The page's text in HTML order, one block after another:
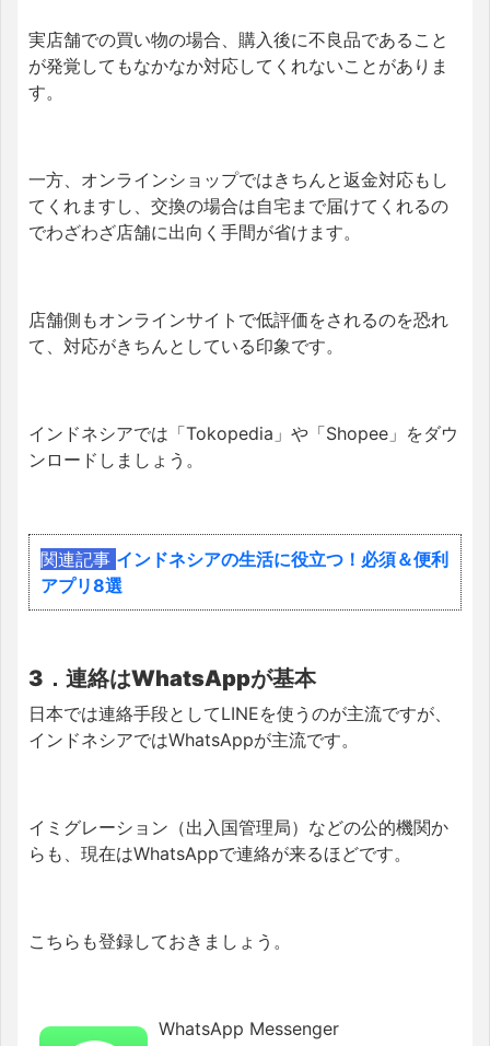
実店舗での買い物の場合、購入後に不良品であること
が発覚してもなかなか対応してくれないことがありま
す。
一方、オンラインショップではきちんと返金対応もし
てくれますし、交換の場合は自宅まで届けてくれるの
でわざわざ店舗に出向く手間が省けます。
店舗側もオンラインサイトで低評価をされるのを恐れ
て、対応がきちんとしている印象です。
インドネシアでは「Tokopedia」や「Shopee」をダウ
ンロードしましょう。
関連記事 インドネシアの生活に役立つ！必須＆便利
アプリ8選
3．連絡はWhatsAppが基本
日本では連絡手段としてLINEを使うのが主流ですが、
インドネシアではWhatsAppが主流です。
イミグレーション（出入国管理局）などの公的機関か
らも、現在はWhatsAppで連絡が来るほどです。
こちらも登録しておきましょう。
WhatsApp Messenger